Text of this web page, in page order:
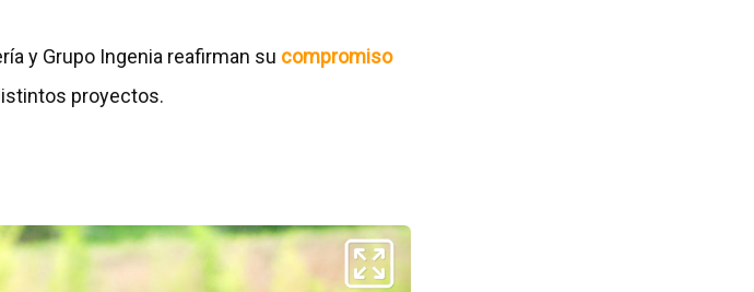
y Grupo Ingenia reafirman su compromiso
proyectos.